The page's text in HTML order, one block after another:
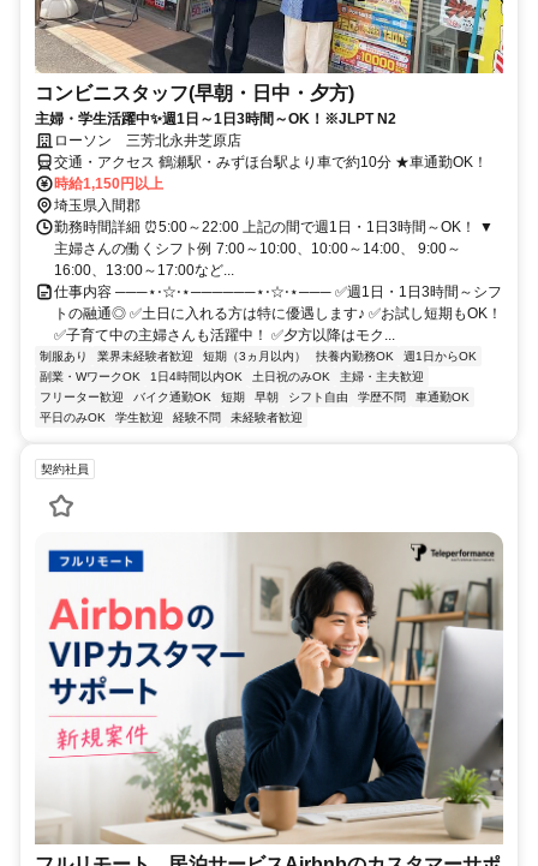
コンビニスタッフ(早朝・日中・夕方)
主婦・学生活躍中✨週1日～1日3時間～OK！※JLPT N2
ローソン 三芳北永井芝原店
交通・アクセス 鶴瀬駅・みずほ台駅より車で約10分 ★車通勤OK！
時給1,150円以上
埼玉県入間郡
勤務時間詳細 ⏰5:00～22:00 上記の間で週1日・1日3時間～OK！ ▼
主婦さんの働くシフト例 7:00～10:00、10:00～14:00、 9:00～
16:00、13:00～17:00など...
仕事内容 ───⋆⋅☆⋅⋆──────⋆⋅☆⋅⋆─── ✅週1日・1日3時間～シフ
トの融通◎ ✅土日に入れる方は特に優遇します♪ ✅お試し短期もOK！
✅子育て中の主婦さんも活躍中！ ✅夕方以降はモク...
制服あり 業界未経験者歓迎 短期（3ヵ月以内） 扶養内勤務OK
週1日からOK
副業・WワークOK
1日4時間以内OK 土日祝のみOK
主婦・主夫歓迎
フリーター歓迎
バイク通勤OK 短期 早朝 シフト自由 学歴不問
車通勤OK
平日のみOK
学生歓迎 経験不問 未経験者歓迎
契約社員